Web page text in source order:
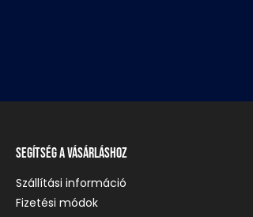
Segítség a vásárláshoz
Szállítási információ
Fizetési módok